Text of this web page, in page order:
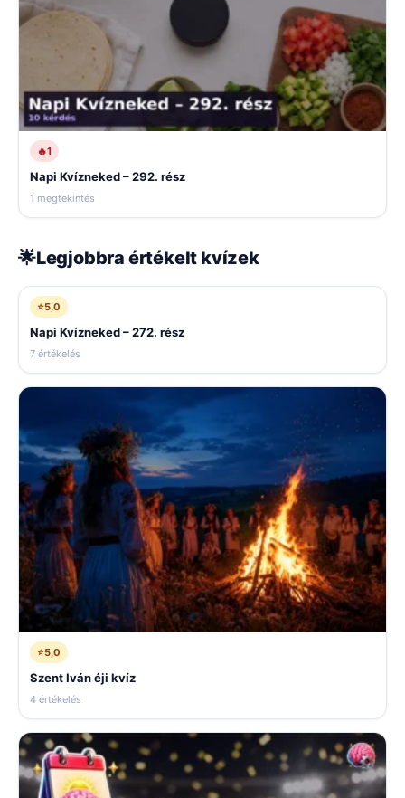
🔥1
Napi Kvízneked – 292. rész
1 megtekintés
🌟Legjobbra értékelt kvízek
⭐5,0
Napi Kvízneked – 272. rész
7 értékelés
⭐5,0
Szent Iván éji kvíz
4 értékelés